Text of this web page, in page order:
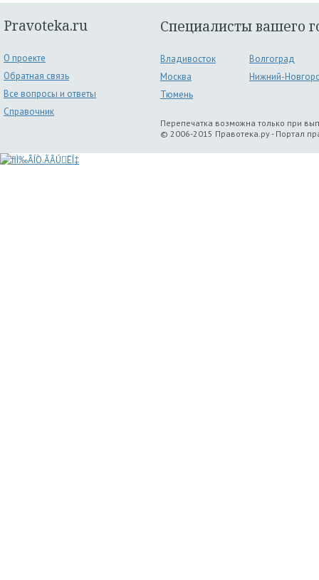
Pravoteka.ru
О проекте
Обратная связь
Все вопросы и ответы
Справочник
Специалисты вашего
Владивосток
Волгоград
Москва
Нижний-
Тюмень
Перепечатка возможна только при
© 2006-2015 Правотека.ру - Портал